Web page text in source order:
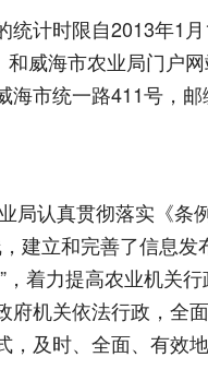
计时限自2013年1月
威海市农业局门户
海市统一路411号，
认真贯彻落实《条
建立和完善了信息
，着力提高农业机关
府机关依法行政，全
，及时、全面、有效